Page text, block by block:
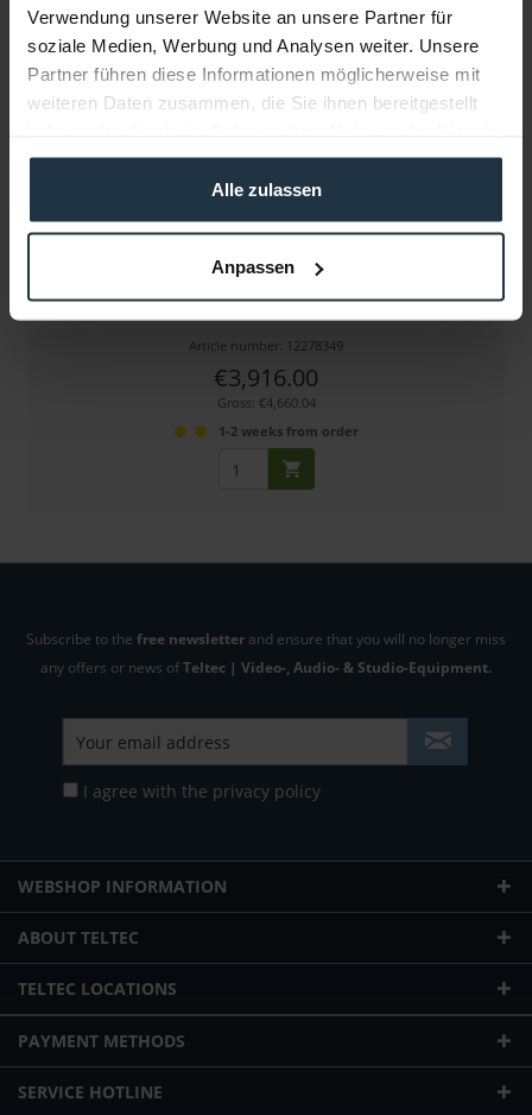
Verwendung unserer Website an unsere Partner für
soziale Medien, Werbung und Analysen weiter. Unsere
Partner führen diese Informationen möglicherweise mit
weiteren Daten zusammen, die Sie ihnen bereitgestellt
gesammelt haben.
Alle zulassen
Anpassen
More articles from +++ Miller +++ look at
Miller CX10 Sprinter II 1-Stage M (Aluminium)
100 mm Alu-Stativsystem mit Mittelspinne, 0-12 kg
Article number: 12278349
€3,916.00
Gross: €4,660.04
1-2 weeks from order
Subscribe to the free newsletter and ensure that you will no longer miss
any offers or news ofTeltec | Video-, Audio- & Studio-Equipment.
I agree with the privacy policy
WEBSHOP INFORMATION
ABOUT TELTEC
TELTEC LOCATIONS
PAYMENT METHODS
SERVICE HOTLINE